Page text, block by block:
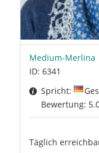
Medium-Merlina
ID: 6341
Spricht:
Bewertung:
Täglich